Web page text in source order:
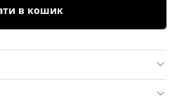
в кошик